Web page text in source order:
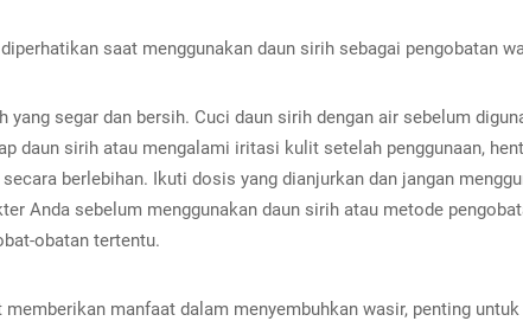
saat menggunakan daun sirih sebagai pengobatan
yang segar dan bersih. Cuci daun sirih dengan air sebelum
daun sirih atau mengalami iritasi kulit setelah penggunaan,
berlebihan. Ikuti dosis yang dianjurkan dan jangan
Anda sebelum menggunakan daun sirih atau metode
obatan tertentu.
manfaat dalam menyembuhkan wasir, penting